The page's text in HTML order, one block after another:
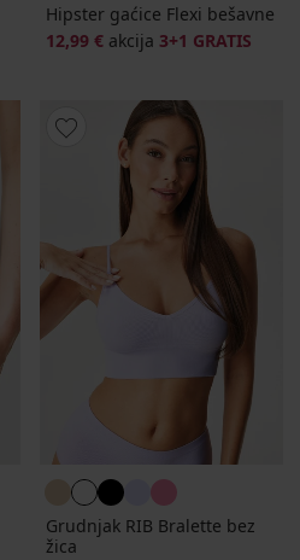
Hipster gaćice Flexi bešavne
12,99 € akcija 3+1 GRATIS
Grudnjak RIB Bralette bez
žica